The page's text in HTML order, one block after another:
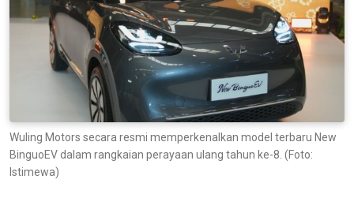
Wuling Motors secara resmi memperkenalkan model terbaru New
BinguoEV dalam rangkaian perayaan ulang tahun ke-8. (Foto:
Istimewa)